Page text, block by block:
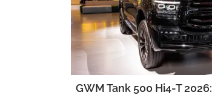
GWM Tank 500 Hi4-T 2026: